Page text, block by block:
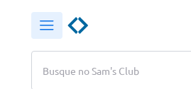
Busque no Sam's Club